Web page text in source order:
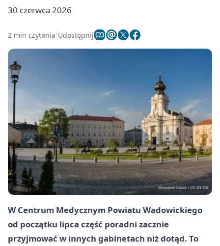
30 czerwca 2026
2 min czytania Udostępnij
W Centrum Medycznym Powiatu Wadowickiego
od początku lipca część poradni zacznie
przyjmować w innych gabinetach niż dotąd. To